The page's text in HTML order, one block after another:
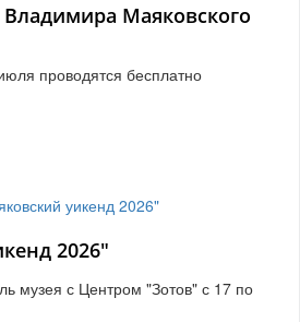
Маяковского
проводятся бесплатно
2026"
музея с Центром "Зотов" с 17 по